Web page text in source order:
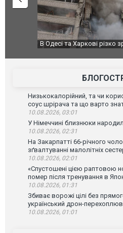
різко зросла кількість
У
Низькокалорійний, та чи
соус шрірача та що варто
10.08.2026, 03:01
У Німеччині близнюки
10.08.2026, 02:31
На Закарпатті 66-річного
зґвалтуванні малолітніх
10.08.2026, 02:01
«Спустошені цією раптовою
помер після тренування в
10.08.2026, 01:31
Збиває ворожі цілі без
український дрон-
10.08.2026, 01:01